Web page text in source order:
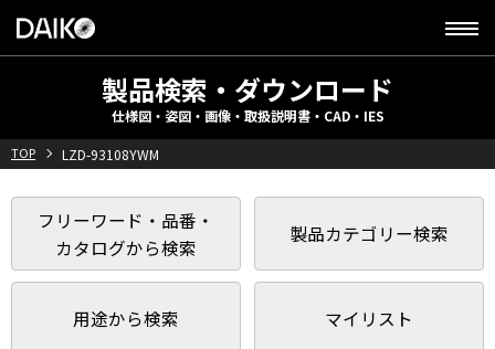
製品検索・ダウンロード
仕様図・姿図・画像・取扱説明書・CAD・IES
TOP LZD-93108YWM
フリーワード・品番・
カタログから検索
製品カテゴリー検索
用途から検索 マイリスト